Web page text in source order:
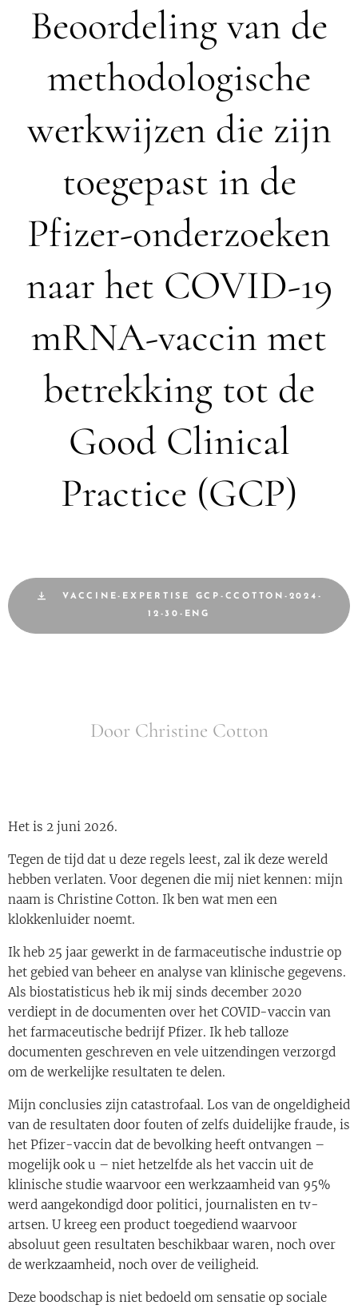
Beoordeling van de
methodologische
werkwijzen die zijn
toegepast in de
Pfizer-onderzoeken
naar het COVID-19
mRNA-vaccin met
betrekking tot de
Good Clinical
Practice (GCP)
VACCINE-EXPERTISE GCP-CCOTTON-2024-
12-30-ENG
Door Christine Cotton
Het is 2 juni 2026.
Tegen de tijd dat u deze regels leest, zal ik deze wereld
hebben verlaten. Voor degenen die mij niet kennen: mijn
naam is Christine Cotton. Ik ben wat men een
klokkenluider noemt.
Ik heb 25 jaar gewerkt in de farmaceutische industrie op
het gebied van beheer en analyse van klinische gegevens.
Als biostatisticus heb ik mij sinds december 2020
verdiept in de documenten over het COVID-vaccin van
het farmaceutische bedrijf Pfizer. Ik heb talloze
documenten geschreven en vele uitzendingen verzorgd
om de werkelijke resultaten te delen.
Mijn conclusies zijn catastrofaal. Los van de ongeldigheid
van de resultaten door fouten of zelfs duidelijke fraude, is
het Pfizer-vaccin dat de bevolking heeft ontvangen –
mogelijk ook u – niet hetzelfde als het vaccin uit de
klinische studie waarvoor een werkzaamheid van 95%
werd aangekondigd door politici, journalisten en tv-
artsen. U kreeg een product toegediend waarvoor
absoluut geen resultaten beschikbaar waren, noch over
de werkzaamheid, noch over de veiligheid.
Deze boodschap is niet bedoeld om sensatie op sociale